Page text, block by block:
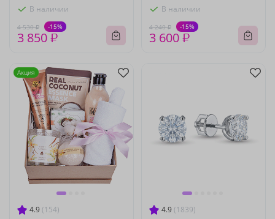
В наличии
4 530 ₽ -15%
3 850 ₽
В наличии
4 240 ₽ -15%
3 600 ₽
4.9 (154)
Акция
4.9 (1839)